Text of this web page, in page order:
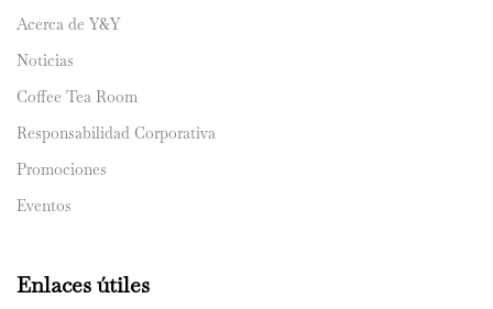
Acerca de Y&Y
Noticias
Coffee Tea Room
Responsabilidad Corporativa
Promociones
Eventos
Enlaces útiles